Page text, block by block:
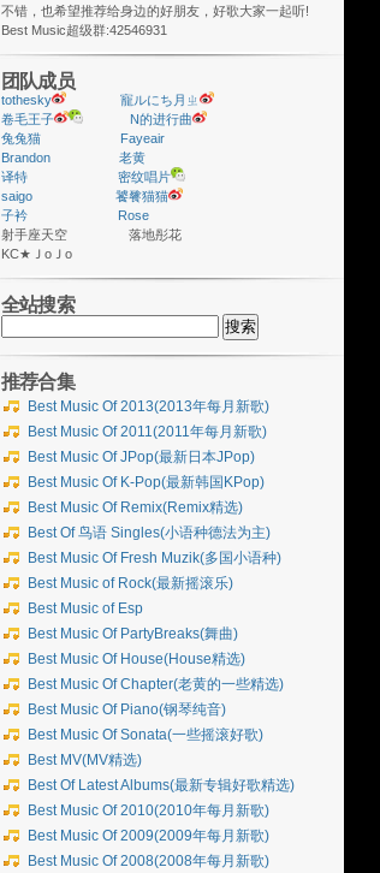
不错，也希望推荐给身边的好朋友，好歌大家一起听!
Best Music超级群:42546931
团队成员
tothesky
寵ルにち月ㄓ
卷毛王子
N的进行曲
兔兔猫
Fayeair
Brandon
老黄
译特
密纹唱片
saigo
饕餮猫猫
子衿
Rose
射手座天空 落地彤花
ΚС★ＪoＪo
全站搜索
索：
推荐合集
Best Music Of 2013(2013年每月新歌)
Best Music Of 2011(2011年每月新歌)
Best Music Of JPop(最新日本JPop)
Best Music Of K-Pop(最新韩国KPop)
Best Music Of Remix(Remix精选)
Best Of 鸟语 Singles(小语种德法为主)
Best Music Of Fresh Muzik(多国小语种)
Best Music of Rock(最新摇滚乐)
Best Music of Esp
Best Music Of PartyBreaks(舞曲)
Best Music Of House(House精选)
Best Music Of Chapter(老黄的一些精选)
Best Music Of Piano(钢琴纯音)
Best Music Of Sonata(一些摇滚好歌)
Best MV(MV精选)
Best Of Latest Albums(最新专辑好歌精选)
Best Music Of 2010(2010年每月新歌)
Best Music Of 2009(2009年每月新歌)
Best Music Of 2008(2008年每月新歌)